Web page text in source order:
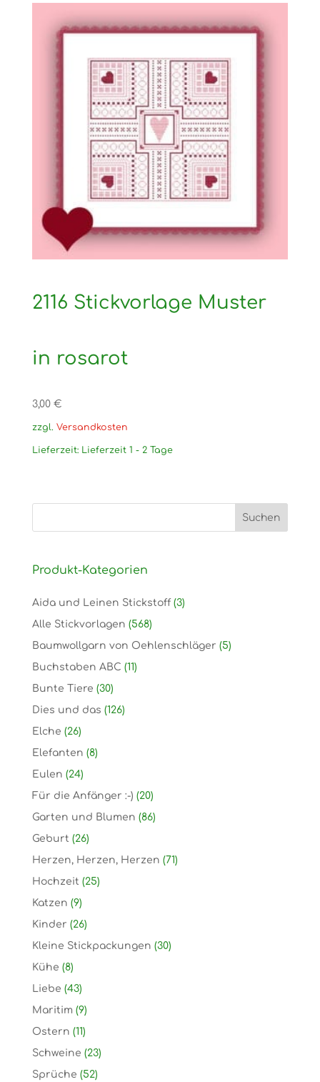
2116 Stickvorlage Muster
in rosarot
3,00 €
zzgl. Versandkosten
Lieferzeit: Lieferzeit 1 - 2 Tage
Produkt-Kategorien
Aida und Leinen Stickstoff (3)
Alle Stickvorlagen (568)
Baumwollgarn von Oehlenschläger (5)
Buchstaben ABC (11)
Bunte Tiere (30)
Dies und das (126)
Elche (26)
Elefanten (8)
Eulen (24)
Für die Anfänger :-) (20)
Garten und Blumen (86)
Geburt (26)
Herzen, Herzen, Herzen (71)
Hochzeit (25)
Katzen (9)
Kinder (26)
Kleine Stickpackungen (30)
Kühe (8)
Liebe (43)
Maritim (9)
Ostern (11)
Schweine (23)
Sprüche (52)